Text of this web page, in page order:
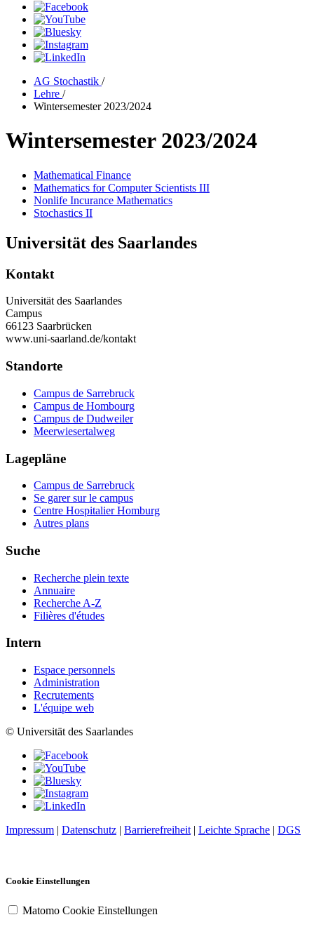
AG Stochastik /
Lehre /
Wintersemester 2023/2024
Wintersemester 2023/2024
Mathematical Finance
Mathematics for Computer Scientists III
Nonlife Incurance Mathematics
Stochastics II
Universität des Saarlandes
Kontakt
Universität des Saarlandes
Campus
66123 Saarbrücken
www.uni-saarland.de/kontakt
Standorte
Campus de Sarrebruck
Campus de Hombourg
Campus de Dudweiler
Meerwiesertalweg
Lagepläne
Campus de Sarrebruck
Se garer sur le campus
Centre Hospitalier Homburg
Autres plans
Suche
Recherche plein texte
Annuaire
Recherche A-Z
Filières d'études
Intern
Espace personnels
Administration
Recrutements
L'équipe web
© Universität des Saarlandes
Impressum | Datenschutz | Barrierefreiheit | Leichte Sprache | DGS
Cookie Einstellungen
Matomo Cookie Einstellungen